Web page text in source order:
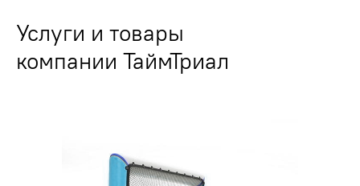
Услуги и товары
компании ТаймТриал